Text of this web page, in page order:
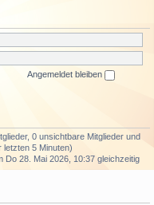
Angemeldet bleiben
0 unsichtbare Mitglieder und
5 Minuten)
Do 28. Mai 2026, 10:37 gleichzeitig